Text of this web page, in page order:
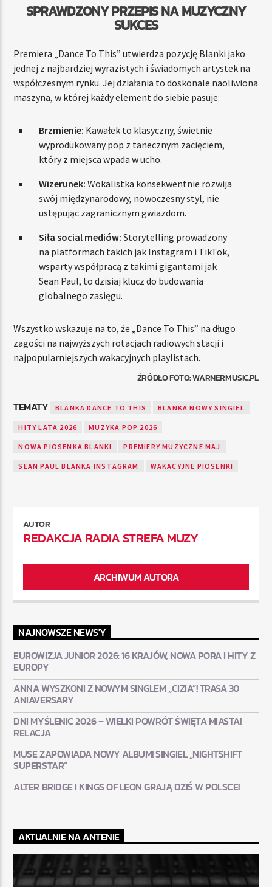
SPRAWDZONY PRZEPIS NA MUZYCZNY
SUKCES
Premiera „Dance To This” utwierdza pozycję Blanki jako
jednej z najbardziej wyrazistych i świadomych artystek na
współczesnym rynku. Jej działania to doskonale naoliwiona
maszyna, w której każdy element do siebie pasuje:
Brzmienie: Kawałek to klasyczny, świetnie
wyprodukowany pop z tanecznym zacięciem,
który z miejsca wpada w ucho.
Wizerunek: Wokalistka konsekwentnie rozwija
swój międzynarodowy, nowoczesny styl, nie
ustępując zagranicznym gwiazdom.
Siła social mediów: Storytelling prowadzony
na platformach takich jak Instagram i TikTok,
wsparty współpracą z takimi gigantami jak
Sean Paul, to dzisiaj klucz do budowania
globalnego zasięgu.
Wszystko wskazuje na to, że „Dance To This” na długo
zagości na najwyższych rotacjach radiowych stacji i
najpopularniejszych wakacyjnych playlistach.
ŹRÓDŁO FOTO: WARNERMUSIC.PL
TEMATY BLANKA DANCE TO THIS BLANKA NOWY SINGIEL
HITY LATA 2026 MUZYKA POP 2026
NOWA PIOSENKA BLANKI PREMIERY MUZYCZNE MAJ
SEAN PAUL BLANKA INSTAGRAM WAKACYJNE PIOSENKI
AUTOR
REDAKCJA RADIA STREFA MUZY
ARCHIWUM AUTORA
NAJNOWSZE NEWS'Y
EUROWIZJA JUNIOR 2026: 16 KRAJÓW, NOWA PORA I HITY Z
EUROPY
ANNA WYSZKONI Z NOWYM SINGLEM „CIZIA”! TRASA 30
ANIAVERSARY
DNI MYŚLENIC 2026 – WIELKI POWRÓT ŚWIĘTA MIASTA!
RELACJA
MUSE ZAPOWIADA NOWY ALBUM! SINGIEL „NIGHTSHIFT
SUPERSTAR”
ALTER BRIDGE I KINGS OF LEON GRAJĄ DZIŚ W POLSCE!
AKTUALNIE NA ANTENIE